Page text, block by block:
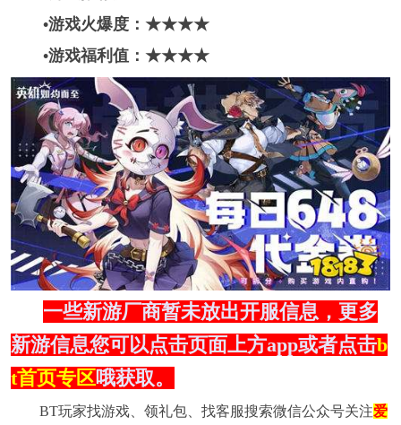
•游戏火爆度：★★★★
•游戏福利值：★★★★
一些新游厂商暂未放出开服信息，更多
新游信息您可以点击页面上方app或者点击b
t首页专区哦获取。
BT玩家找游戏、领礼包、找客服搜索微信公众号关注爱